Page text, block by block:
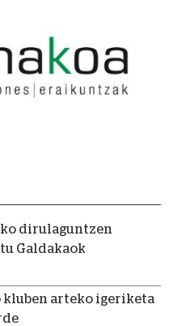
dirulaguntzen
Galdakaok
kluben arteko igeriketa